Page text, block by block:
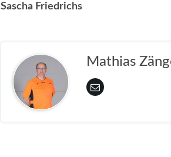
Sascha Friedrichs
Mathias